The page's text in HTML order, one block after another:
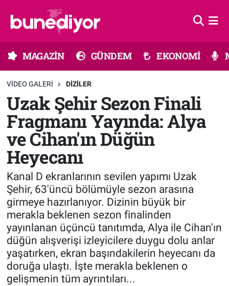
MAGAZİN GÜNDEM EKONOMİ
VIDEO GALERI DIZILER
Uzak Şehir Sezon Finali
Fragmanı Yayında: Alya
ve Cihan'ın Düğün
Heyecanı
Kanal D ekranlarının sevilen yapımı Uzak
Şehir, 63'üncü bölümüyle sezon arasına
girmeye hazırlanıyor. Dizinin büyük bir
merakla beklenen sezon finalinden
yayınlanan üçüncü tanıtımda, Alya ile Cihan'ın
düğün alışverişi izleyicilere duygu dolu anlar
yaşatırken, ekran başındakilerin heyecanı da
doruğa ulaştı. İşte merakla beklenen o
gelişmenin tüm ayrıntıları...
Gündem
Moda
Kültür Sanat
Magazin
Müzik
Sağlık
Spor
MÜZİK
MODA
SAĞLIK
TEKNOLOJİ
TV MEDYA
KÜLTÜR SANAT
Tüm Manşetler
Son Dakika Haberleri
Haber Arşivi